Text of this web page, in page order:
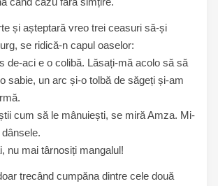
și așteptară vreo trei ceasuri să-și
se ridică-n capul oaselor:
de-aci e o colibă. Lăsați-mă acolo să să
sabie, un arc și-o tolbă de săgeți și-am
cum să le mânuiești, se miră Amza. Mi-
nu mai târnosiți mangalul!
trecând cumpăna dintre cele două